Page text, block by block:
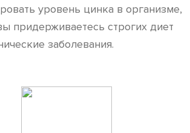
уровень цинка в организме,
придерживаетесь строгих диет
заболевания.